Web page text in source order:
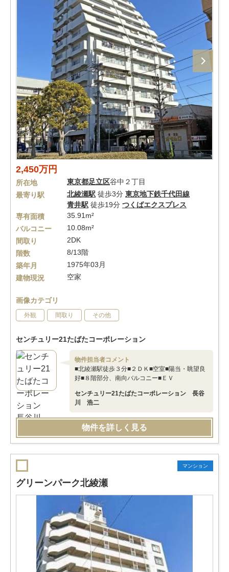
2,450万円
所在地 東京都足立区谷中２丁目
最寄り駅
北綾瀬駅 徒歩3分 東京地下鉄千代田線
青井駅 徒歩19分 つくばエクスプレス
専有面積
35.91m²
バルコニー
10.08m²
間取り
2DK
階数
8/13階
築年月
1975年03月
建物現況
空家
画像カテゴリ
外観 間取り その他
センチュリー21たばたコーポレーション
物件担当者コメント
■北綾瀬駅徒歩３分■２ＤＫ■空室■陽当・眺望良
好■８階部分、南向バルコニー■ＥＶ
センチュリー21たばたコーポレーション 長谷
川 浩二
物件を詳しく見る
マンション
グリーンパーク北綾瀬